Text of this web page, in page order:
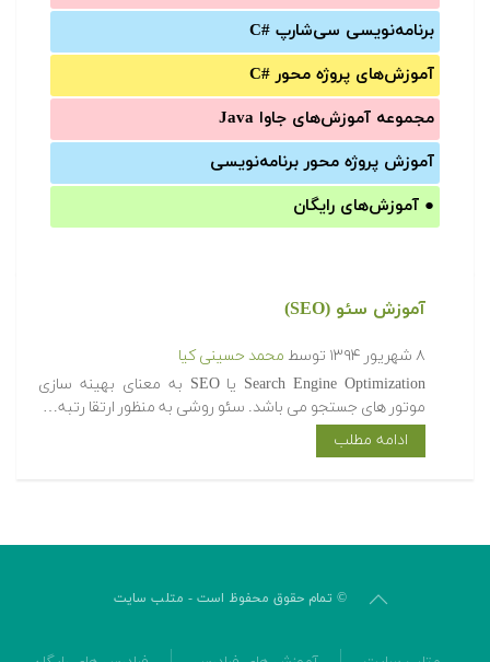
برنامه‌‌نویسی سی‌شارپ C#‎
آموزش‌های پروژه محور #C
مجموعه آموزش‌های جاوا Java
آموزش‌ پروژه محور برنامه‌نویسی
● آموزش‌های رایگان
آموزش سئو (SEO)
۸ شهریور ۱۳۹۴ توسط محمد حسینی کیا
Search Engine Optimization یا SEO به معنای بهینه سازی
موتور های جستجو می باشد. سئو روشی به منظور ارتقا رتبه…
ادامه مطلب
© تمام حقوق محفوظ است - متلب سایت